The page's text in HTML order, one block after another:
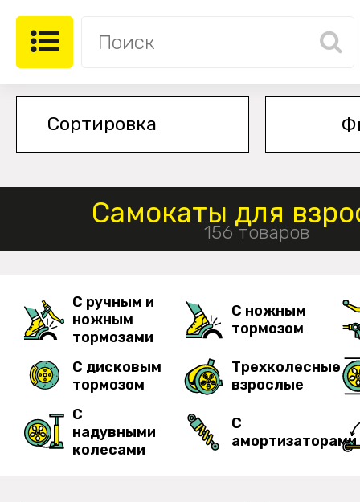
Самокаты для
156 товаров
С ручным и
ножным
тормозами
С ножным
тормозом
С дисковым
тормозом
Трехколесные
взрослые
С
надувными
колесами
С
амортизаторами